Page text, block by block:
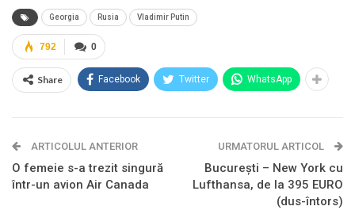
Georgia Rusia Vladimir Putin
0
792
Share Facebook Twitter WhatsApp
ARTICOLUL ANTERIOR
O femeie s-a trezit singură
într-un avion Air Canada
URMATORUL ARTICOL
București – New York cu
Lufthansa, de la 395 EURO
(dus-întors)